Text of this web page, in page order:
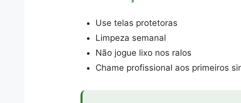
Use telas protetoras
Limpeza semanal
Não jogue lixo nos ralos
Chame profissional aos primeiros